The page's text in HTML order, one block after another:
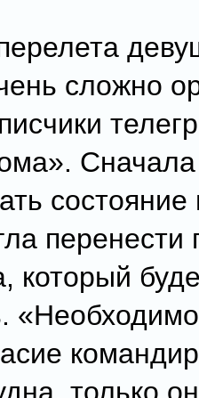
сложно
состояние
перенести
который